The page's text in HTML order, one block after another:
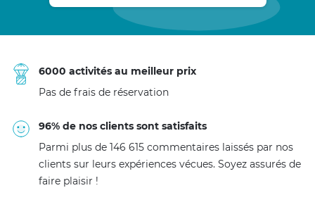
6000 activités au meilleur prix
Pas de frais de réservation
96% de nos clients sont satisfaits
Parmi plus de 146 615 commentaires laissés par nos
clients sur leurs expériences vécues. Soyez assurés de
faire plaisir !